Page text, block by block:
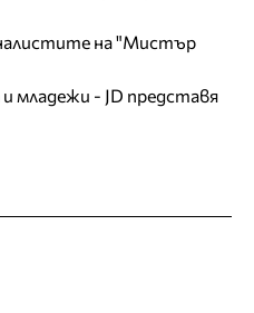
на "Мистър
и младежи - JD представя